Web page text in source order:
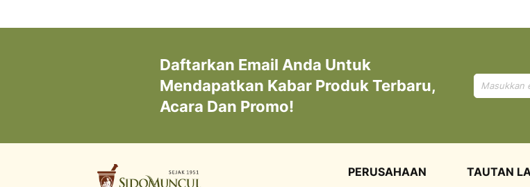
Daftarkan Email Anda Untuk
Mendapatkan Kabar Produk Terbaru,
Acara Dan Promo!
Mendaftar
untuk
PERUSAHAAN TAUTAN